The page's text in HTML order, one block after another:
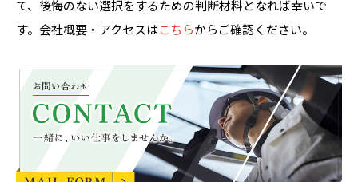
て、後悔のない選択をするための判断材料となれば幸いで
す。会社概要・アクセスはこちらからご確認ください。